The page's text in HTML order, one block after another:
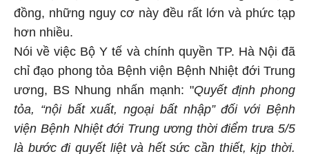
đồng, những nguy cơ này đều rất lớn và phức tạp
hơn nhiều.
Nói về việc Bộ Y tế và chính quyền TP. Hà Nội đã
chỉ đạo phong tỏa Bệnh viện Bệnh Nhiệt đới Trung
ương, BS Nhung nhấn mạnh: "Quyết định phong
tỏa, “nội bất xuất, ngoại bất nhập” đối với Bệnh
viện Bệnh Nhiệt đới Trung ương thời điểm trưa 5/5
là bước đi quyết liệt và hết sức cần thiết, kịp thời.